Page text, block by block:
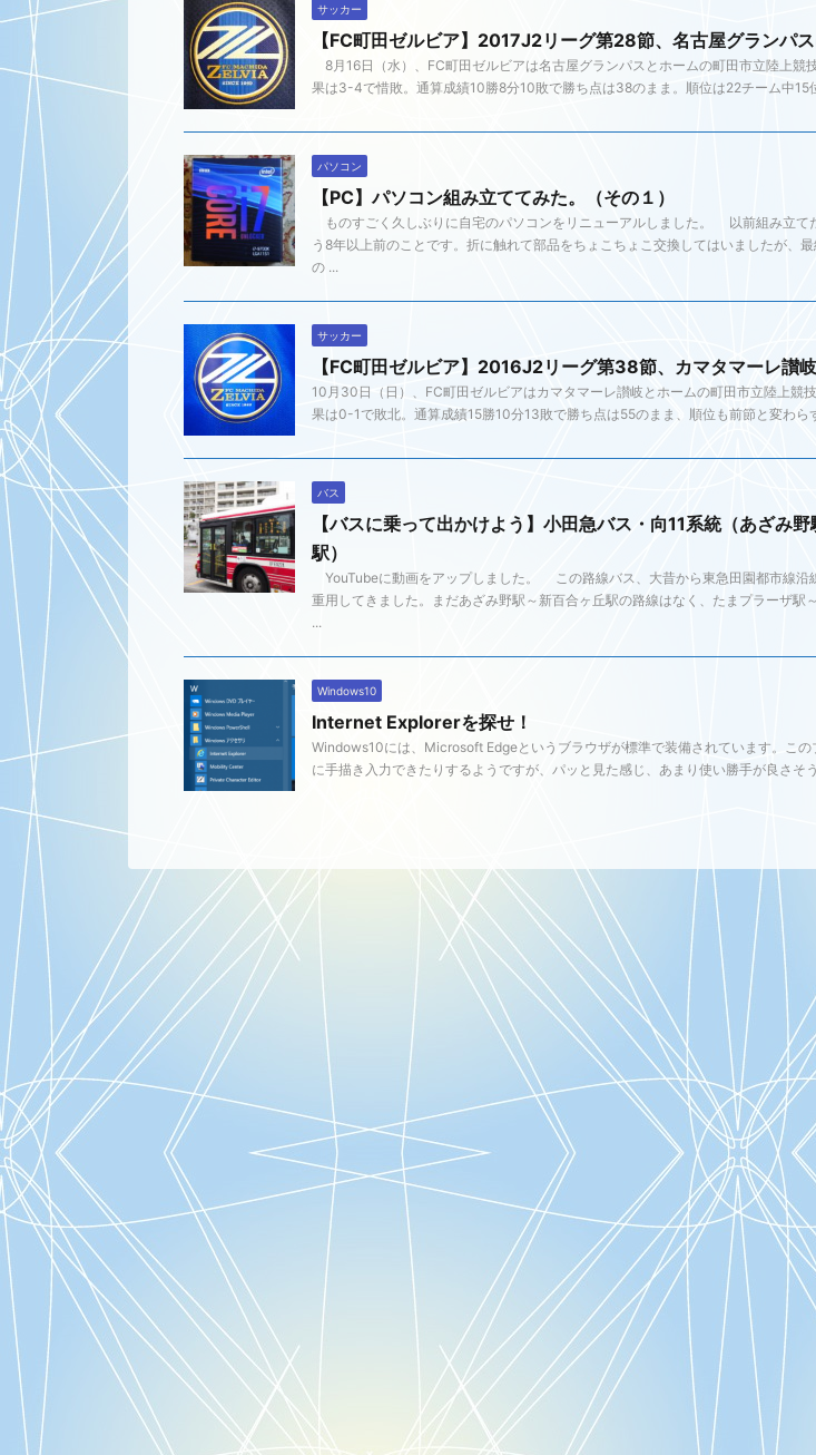
サッカー
【FC町田ゼルビア】2017J2リーグ第28節、名古屋グランパス
8月16日（水）、FC町田ゼルビアは名古屋グランパスとホームの町田市立陸上競
果は3-4で惜敗。通算成績10勝8分10敗で勝ち点は38のまま。順位は22チーム中15
パソコン
【PC】パソコン組み立ててみた。（その１）
ものすごく久しぶりに自宅のパソコンをリニューアルしました。 以前組み立て
う8年以上前のことです。折に触れて部品をちょこちょこ交換してはいましたが、
の ...
サッカー
【FC町田ゼルビア】2016J2リーグ第38節、カマタマーレ讃岐
10月30日（日）、FC町田ゼルビアはカマタマーレ讃岐とホームの町田市立陸上競
果は0-1で敗北。通算成績15勝10分13敗で勝ち点は55のまま、順位も前節と変わら
バス
【バスに乗って出かけよう】小田急バス・向11系統（あざみ
駅）
YouTubeに動画をアップしました。 この路線バス、大昔から東急田園都市線沿
重用してきました。まだあざみ野駅～新百合ヶ丘駅の路線はなく、たまプラーザ駅
...
Windows10
Internet Explorerを探せ！
Windows10には、Microsoft Edgeというブラウザが標準で装備されています。この
に手描き入力できたりするようですが、パッと見た感じ、あまり使い勝手が良さそ